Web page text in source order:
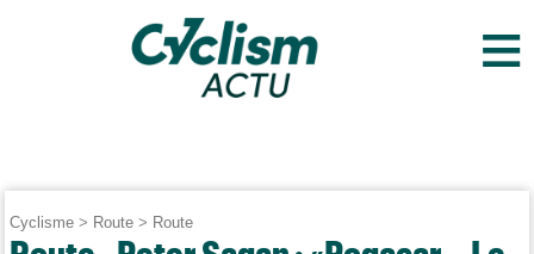
≡
Cyclisme > Route > Route